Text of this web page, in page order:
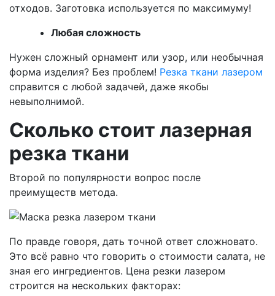
отходов. Заготовка используется по максимуму!
Любая сложность
Нужен сложный орнамент или узор, или необычная
форма изделия? Без проблем! Резка ткани лазером
справится с любой задачей, даже якобы
невыполнимой.
Сколько стоит лазерная
резка ткани
Второй по популярности вопрос после
преимуществ метода.
По правде говоря, дать точной ответ сложновато.
Это всё равно что говорить о стоимости салата, не
зная его ингредиентов. Цена резки лазером
строится на нескольких факторах: